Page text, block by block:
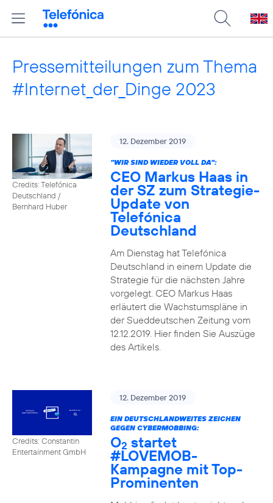
Pressemitteilungen zum Thema
#Internet_der_Dinge 2023
Credits: Telefónica
Deutschland /
Bernhard Huber
12. Dezember 2019
"WIR SIND WIEDER VOLL DA":
CEO Markus Haas in
der SZ zum Strategie-
Update von
Telefónica
Deutschland
Am Dienstag hat Telefónica
Deutschland in einem Update die
Strategie für die nächsten Jahre
vorgelegt. CEO Markus Haas
erläutert die Wachstumspläne in
der Sueddeutschen Zeitung vom
12.12.2019. Hier finden Sie Auszüge
des Artikels.
Credits: Constantin
Entertainment GmbH
12. Dezember 2019
EIN DEUTSCHLANDWEITES ZEICHEN
GEGEN CYBERMOBBING:
O2 startet
#LOVEMOB-
Kampagne mit Top-
Prominenten